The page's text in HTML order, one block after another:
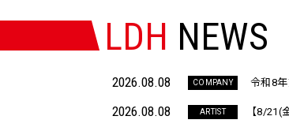
LDH NEWS
2026.08.08 COMPANY 令和8
2026.08.08 ARTIST 【8/21(